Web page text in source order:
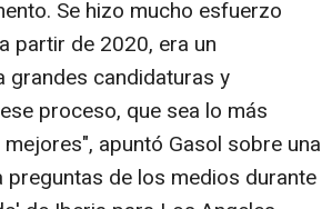
Se hizo mucho esfuerzo
partir de 2020, era un
candidaturas y
proceso, que sea lo más
apuntó Gasol sobre una
de los medios durante